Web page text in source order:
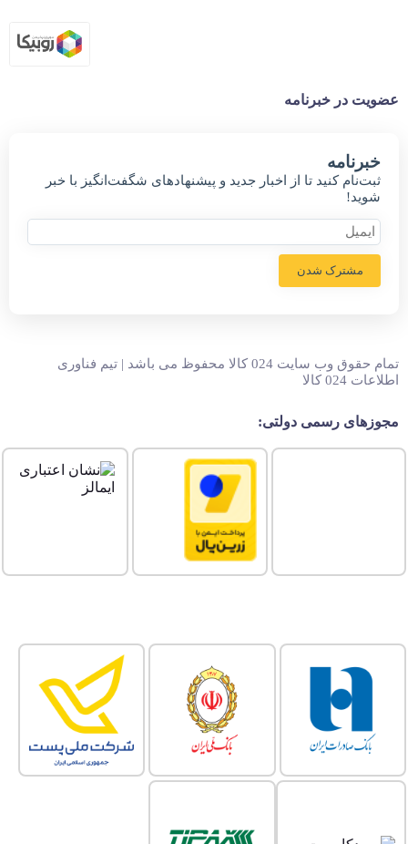
عضویت در خبرنامه
خبر‌نامه
ثبت‌نام کنید تا از اخبار جدید و پیشنهاد‌های شگفت‌انگیز با خبر
شوید!
مشترک شدن
تمام حقوق وب سایت 024 کالا محفوظ می باشد | تیم فناوری
اطلاعات 024 کالا
مجوزهای رسمی دولتی: